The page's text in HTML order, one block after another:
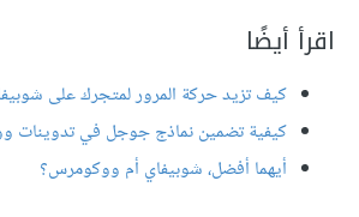
اقرأ أيضًا
كيف تزيد حركة المرور لمتجرك على
كيفية تضمين نماذج جوجل في تدوينات
أيهما أفضل، شوبيفاي أم ووكومرس؟